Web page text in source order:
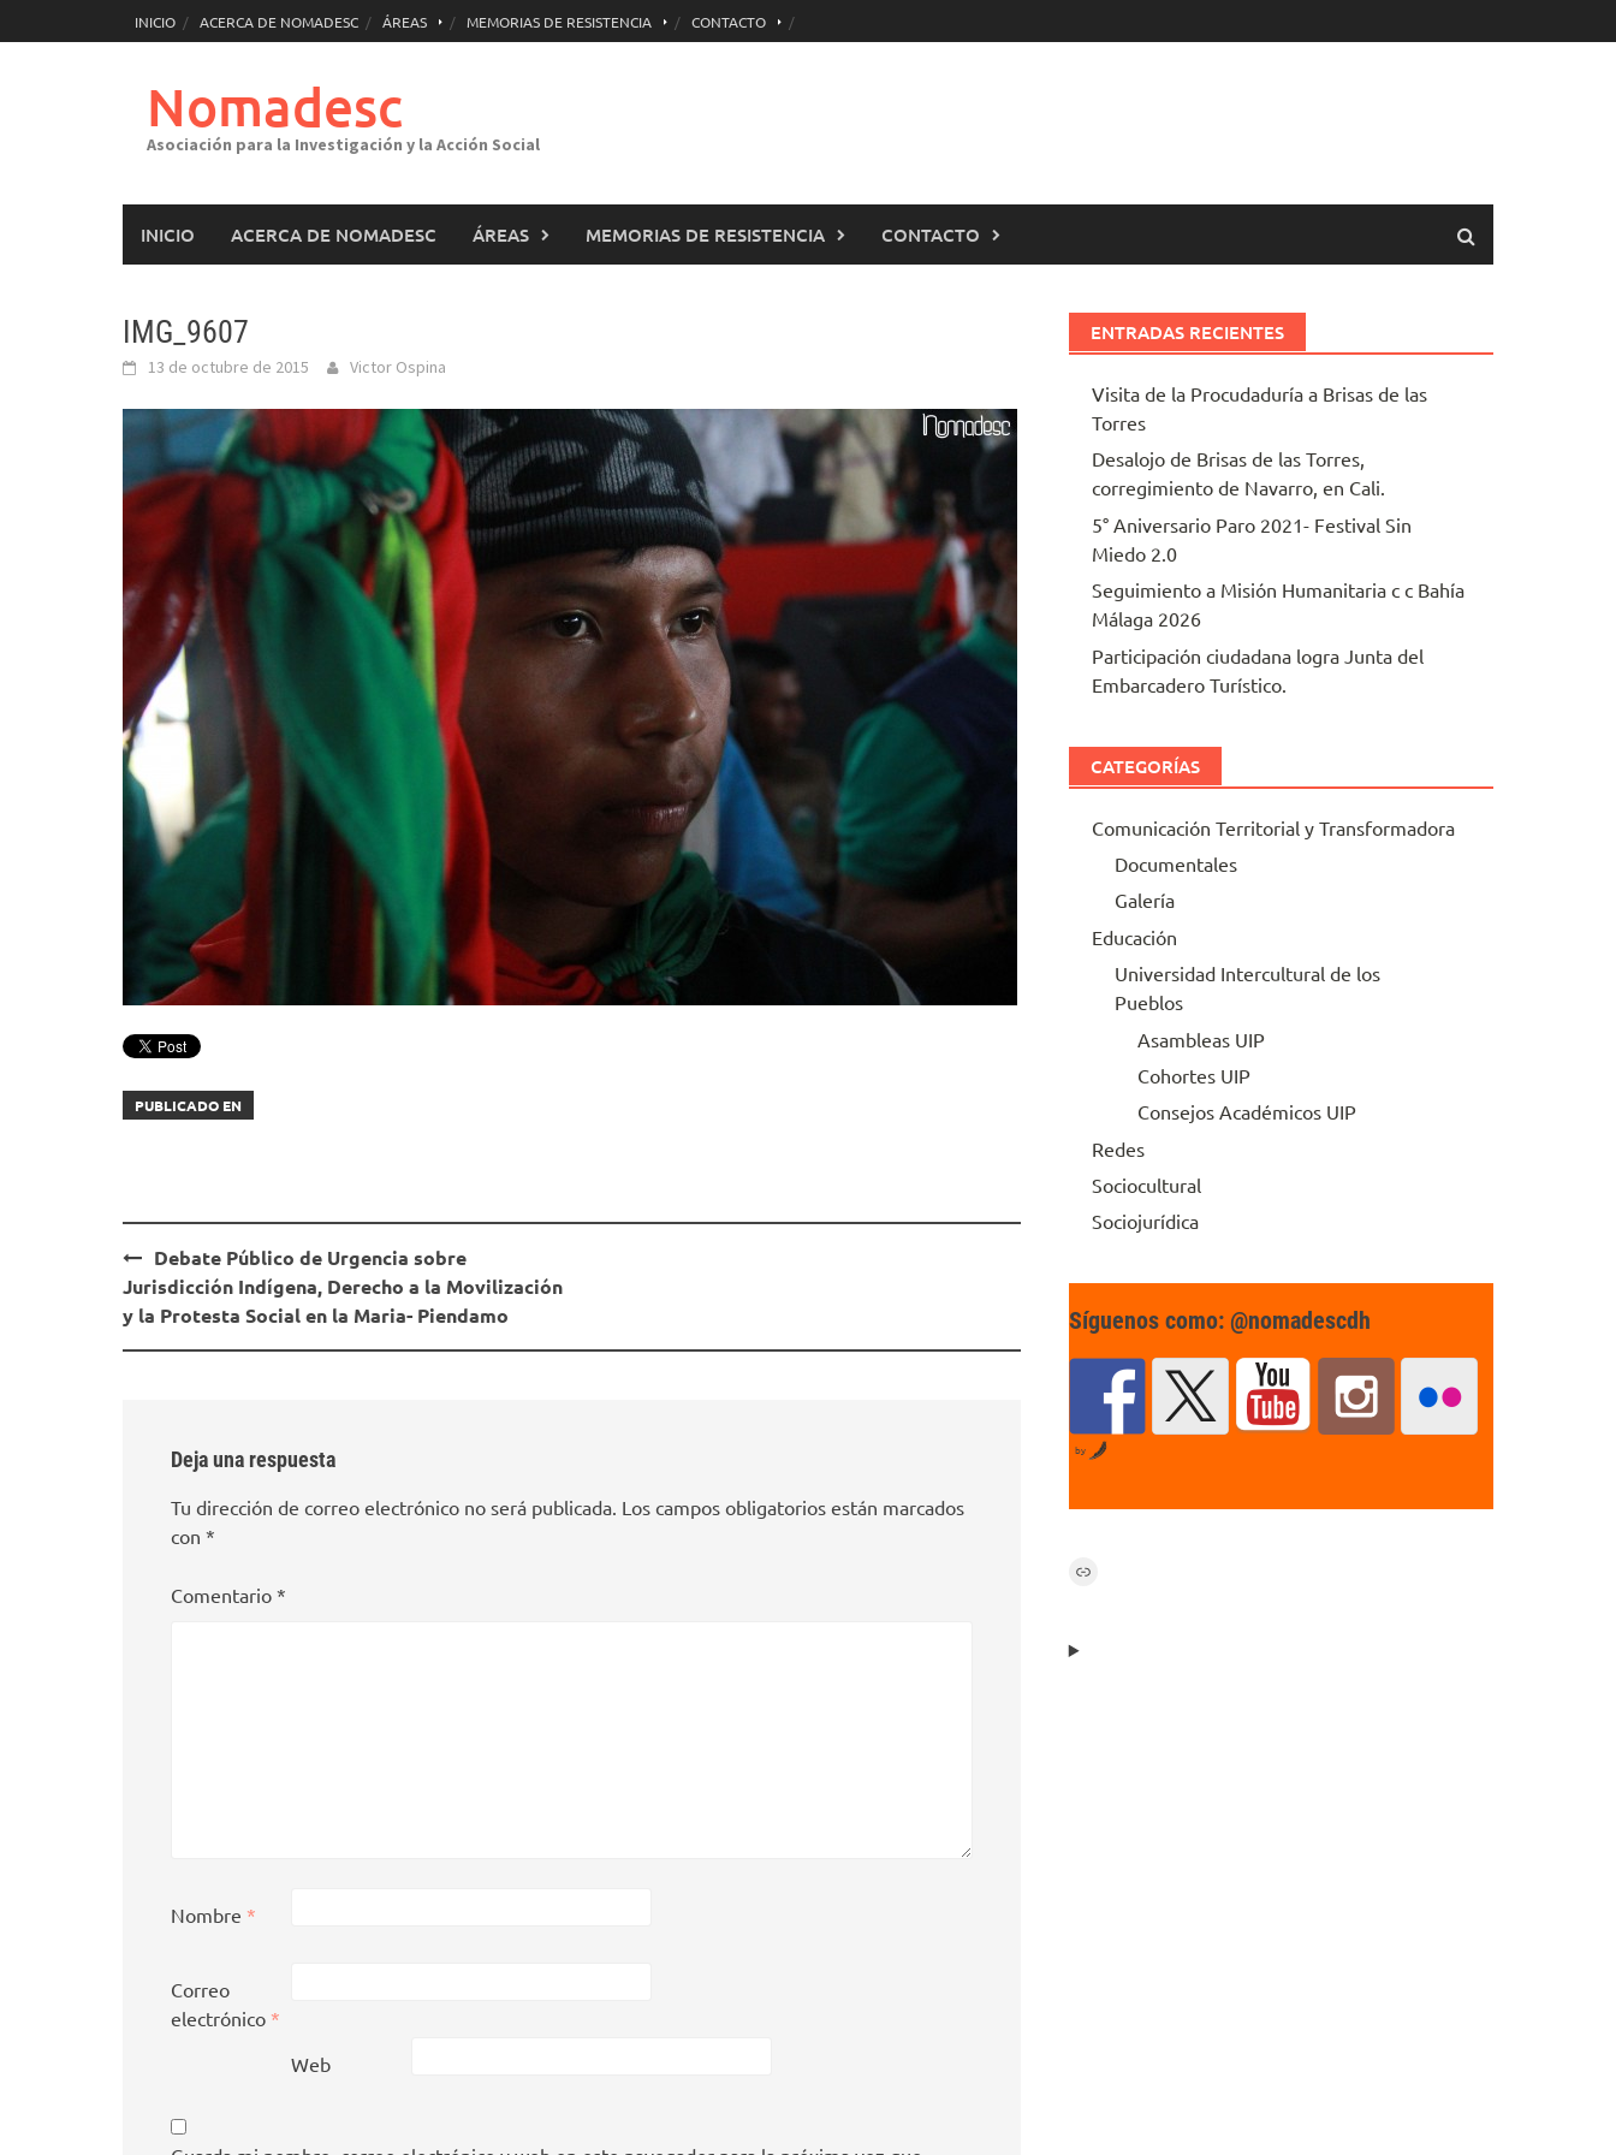
al
INICIO ACERCA DE NOMADESC ÁREAS MEMORIAS DE RESISTENCIA CONTACTO
Nomadesc
Asociación para la Investigación y la Acción Social
INICIO ACERCA DE NOMADESC ÁREAS MEMORIAS DE RESISTENCIA CONTACTO
IMG_9607
13 de octubre de 2015 Victor Ospina
PUBLICADO EN
Navegación
de
entradas
Debate Público de Urgencia sobre
Jurisdicción Indígena, Derecho a la Movilización
y la Protesta Social en la Maria- Piendamo
Deja una respuesta
Tu dirección de correo electrónico no será publicada. Los campos obligatorios están marcados
con *
Comentario *
Nombre *
Correo
electrónico *
Web
ENTRADAS RECIENTES
Visita de la Procudaduría a Brisas de las
Torres
Desalojo de Brisas de las Torres,
corregimiento de Navarro, en Cali.
5° Aniversario Paro 2021- Festival Sin
Miedo 2.0
Seguimiento a Misión Humanitaria c c Bahía
Málaga 2026
Participación ciudadana logra Junta del
Embarcadero Turístico.
CATEGORÍAS
Comunicación Territorial y Transformadora
Documentales
Galería
Educación
Universidad Intercultural de los
Pueblos
Asambleas UIP
Cohortes UIP
Consejos Académicos UIP
Redes
Sociocultural
Sociojurídica
Síguenos como: @nomadescdh
by
Link